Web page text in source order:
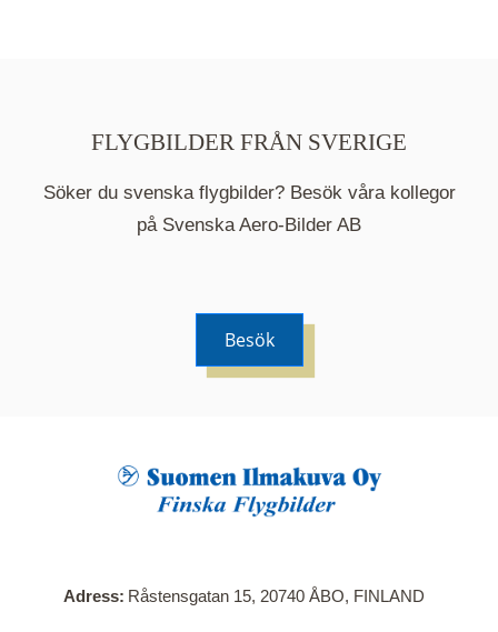
När du klickar på en serie så öppnas en ny flik.
Här visas en karta över bilder med kända
FLYGBILDER FRÅN SVERIGE
Söker du svenska flygbilder? Besök våra kollegor
på Svenska Aero-Bilder AB
Besök
Adress Råstensgatan 15, 20740 ÅBO, FINLAND